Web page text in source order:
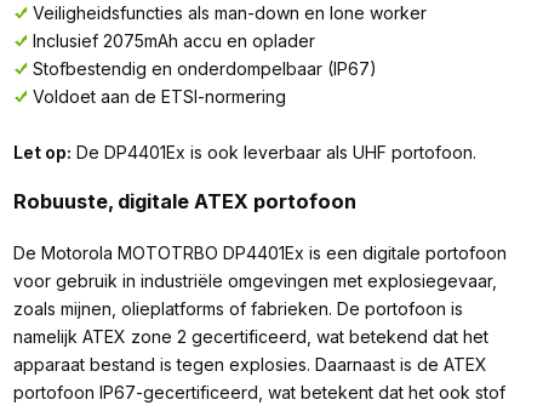
Veiligheidsfuncties als man-down en lone worker
Inclusief 2075mAh accu en oplader
Stofbestendig en onderdompelbaar (IP67)
Voldoet aan de ETSI-normering
Let op: De DP4401Ex is ook leverbaar als UHF portofoon.
Robuuste, digitale ATEX portofoon
De Motorola MOTOTRBO DP4401Ex is een digitale portofoon
voor gebruik in industriële omgevingen met explosiegevaar,
zoals mijnen, olieplatforms of fabrieken. De portofoon is
namelijk ATEX zone 2 gecertificeerd, wat betekend dat het
apparaat bestand is tegen explosies. Daarnaast is de ATEX
portofoon IP67-gecertificeerd, wat betekent dat het ook stof